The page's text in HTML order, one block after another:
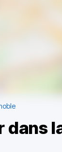
dans